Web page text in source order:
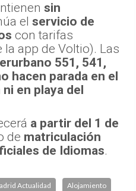
sin
el servicio de
con tarifas
app de Voltio). Las
551, 541,
hacen parada en el
en playa del
a partir del 1 de
de matriculación
de Idiomas.
Actualidad Alojamiento